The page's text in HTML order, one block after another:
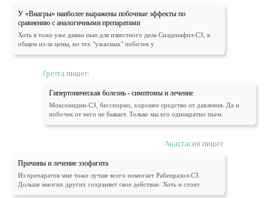
У «Виагры» наиболее выражены побочные эффекты по
сравнению с аналогичными препаратами
Хоть я тоже уже давно пью для известного дела Силденафил-СЗ, в
общем из-за цены, но тех "ужасных" побочек у
Гретта пишет:
Гипертоническая болезнь - симптомы и лечение
Моксонидин-СЗ, бесспорно, хорошее средство от давления. Да и
побочек от него не бывает. Только мы его однократно пьем.
Анастасия пишет:
Причины и лечение эзофагита
Из препаратов мне тоже лучше всего помогает Рабепразол-СЗ.
Дольше многих других сохраняет свое действие. Хоть и стоит